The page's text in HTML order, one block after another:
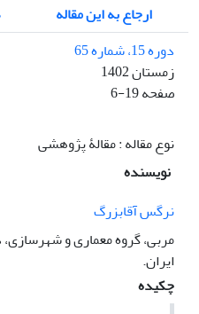
ارجاع به این مقاله
دوره 15، شماره 65
زمستان 1402
صفحه6-19
نوع مقاله : مقالۀ پژوهشی
نویسنده
نرگس آقابزرگ
مربی، گروه معماری و
ایران.
چکیده